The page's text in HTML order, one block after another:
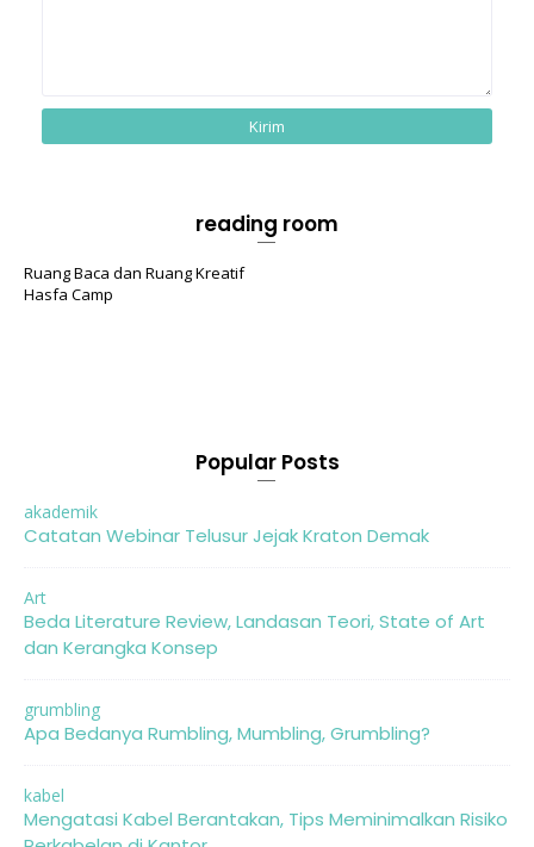
reading room
Ruang Baca dan Ruang Kreatif
Hasfa Camp
Popular Posts
akademik
Catatan Webinar Telusur Jejak Kraton Demak
Art
Beda Literature Review, Landasan Teori, State of Art
dan Kerangka Konsep
grumbling
Apa Bedanya Rumbling, Mumbling, Grumbling?
kabel
Mengatasi Kabel Berantakan, Tips Meminimalkan Risiko